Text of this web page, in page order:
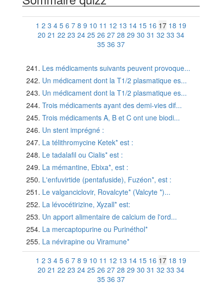
1 2 3 4 5 6 7 8 9 10 11 12 13 14 15 16 17 18 19
20 21 22 23 24 25 26 27 28 29 30 31 32 33 34
35 36 37
Les médicaments suivants peuvent provoque...
Un médicament dont la T1/2 plasmatique es...
Un médicament dont la T1/2 plasmatique es...
Trois médicaments ayant des demi-vies dif...
Trois médicaments A, B et C ont une biodi...
Un stent imprégné :
La télithromycine Ketek* est :
Le tadalafil ou Cialis* est :
La mémantine, Ebixa*, est :
L'enfuvirtide (pentafuside), Fuzéon*, est :
Le valganciclovir, Rovalcyte* (Valcyte *)...
La lévocétirizine, Xyzall* est:
Un apport alimentaire de calcium de l'ord...
La mercaptopurine ou Purinéthol*
La névirapine ou Viramune*
1 2 3 4 5 6 7 8 9 10 11 12 13 14 15 16 17 18 19
20 21 22 23 24 25 26 27 28 29 30 31 32 33 34
35 36 37